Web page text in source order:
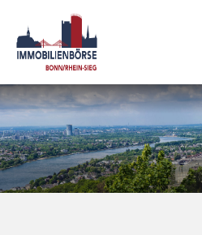
Inhalt
springen